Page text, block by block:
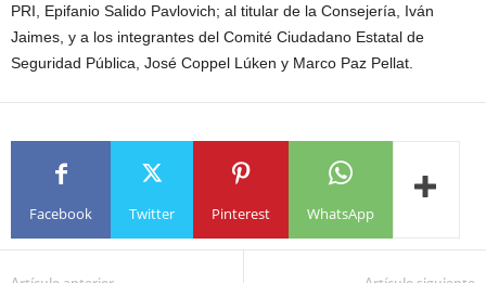
PRI, Epifanio Salido Pavlovich; al titular de la Consejería, Iván
Jaimes, y a los integrantes del Comité Ciudadano Estatal de
Seguridad Pública, José Coppel Lúken y Marco Paz Pellat.
Facebook Twitter Pinterest WhatsApp